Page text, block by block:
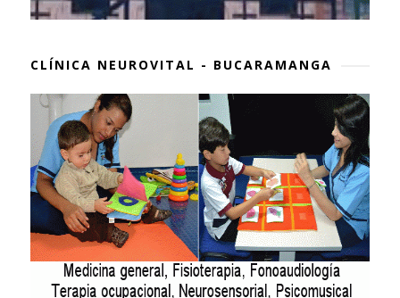
CLÍNICA NEUROVITAL - BUCARAMANGA